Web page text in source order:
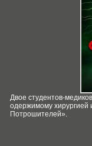
Двое студентов-
одержимому хирургией
Потрошителей».